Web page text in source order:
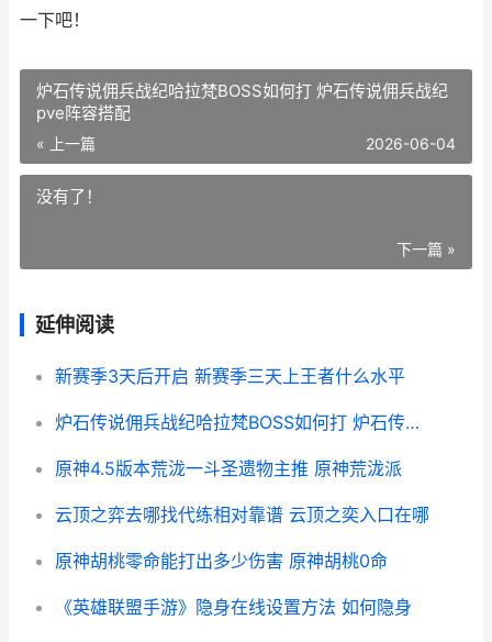
一下吧！
炉石传说佣兵战纪哈拉梵BOSS如何打 炉石传说佣兵战纪
pve阵容搭配
« 上一篇 2026-06-04
没有了！
下一篇 »
延伸阅读
新赛季3天后开启 新赛季三天上王者什么水平
炉石传说佣兵战纪哈拉梵BOSS如何打 炉石传说佣兵战纪pve阵容搭配
原神4.5版本荒泷一斗圣遗物主推 原神荒泷派
云顶之弈去哪找代练相对靠谱 云顶之奕入口在哪
原神胡桃零命能打出多少伤害 原神胡桃0命
《英雄联盟手游》隐身在线设置方法 如何隐身